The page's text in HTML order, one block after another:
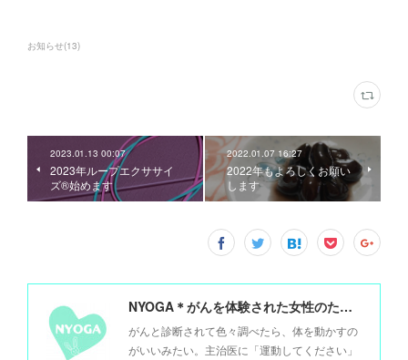
お知らせ(13)
2023.01.13 00:07
2023年ループエクササイ
ズ®始めます
2022.01.07 16:27
2022年もよろしくお願い
します
NYOGA＊がんを体験された女性のためのヨガ＊
がんと診断されて色々調べたら、体を動かすの
がいいみたい。主治医に「運動してください」